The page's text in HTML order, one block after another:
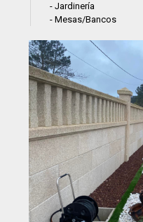
- Jardinería
- Mesas/Bancos